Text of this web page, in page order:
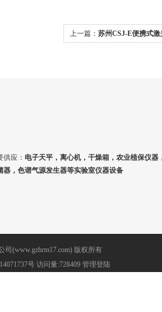
上一篇： 苏州CSJ-E便携式
应： 电子天平，离心机，干燥箱，农业植保仪器
器，色谱气源发生器等实验室仪器设备
(www.gzhrm17.com) 版权所有
号 访问量:728409 管理登陆